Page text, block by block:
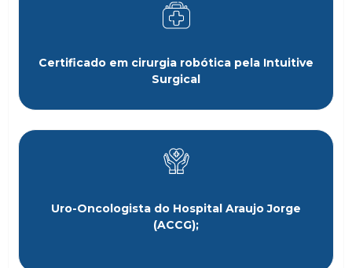
Certificado em cirurgia robótica pela Intuitive
Surgical
Uro-Oncologista do Hospital Araujo Jorge
(ACCG);